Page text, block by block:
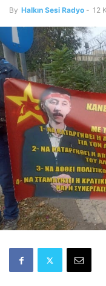
By Halkın Sesi Radyo - 12